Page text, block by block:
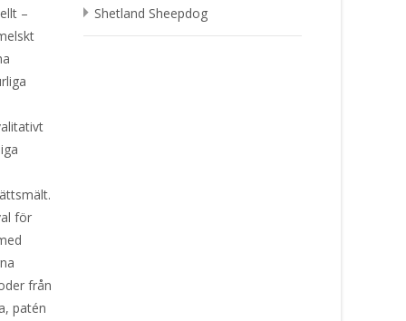
–
för
från
patén
Shetland Sheepdog